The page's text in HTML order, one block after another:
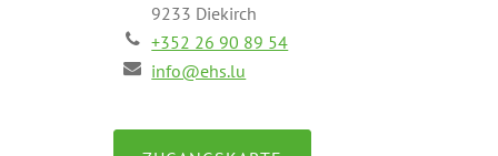
9233 Diekirch
+352 26 90 89 54
info@ehs.lu